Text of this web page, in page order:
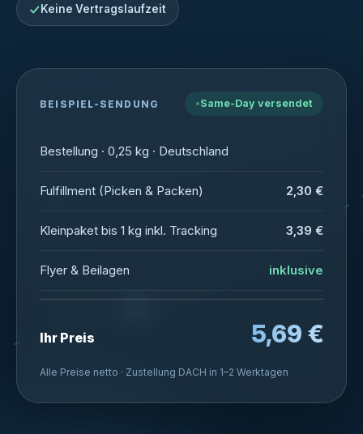
Keine Vertragslaufzeit
BEISPIEL-SENDUNG Same-Day versendet
Bestellung · 0,25 kg · Deutschland
Fulfillment (Picken & Packen) 2,30 €
Kleinpaket bis 1 kg inkl. Tracking 3,39 €
Flyer & Beilagen inklusive
Ihr Preis 5,69 €
Alle Preise netto · Zustellung DACH in 1–2 Werktagen